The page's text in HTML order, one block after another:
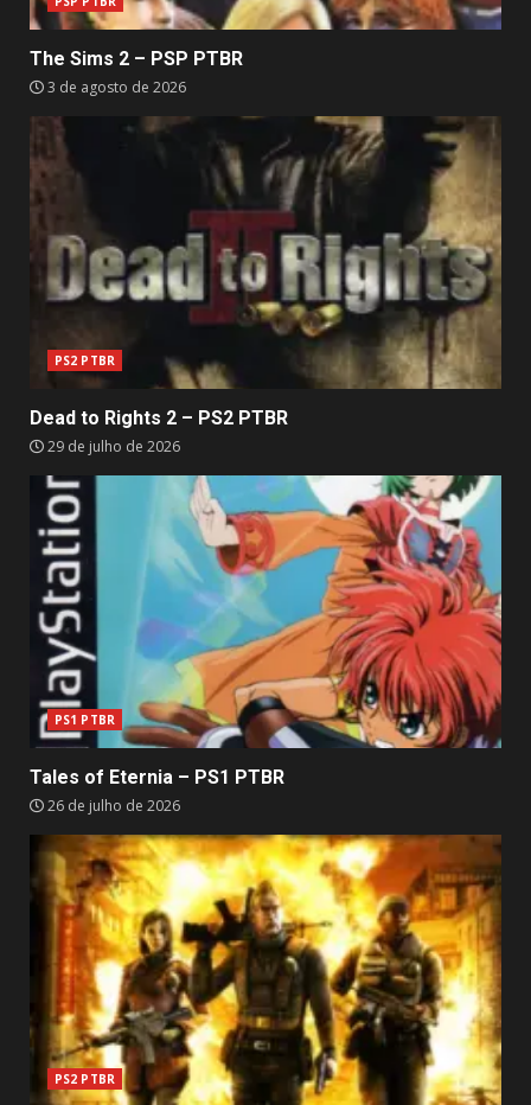
The Sims 2 – PSP PTBR
3 de agosto de 2026
PS2 PTBR
Dead to Rights 2 – PS2 PTBR
29 de julho de 2026
PS1 PTBR
Tales of Eternia – PS1 PTBR
26 de julho de 2026
PS2 PTBR